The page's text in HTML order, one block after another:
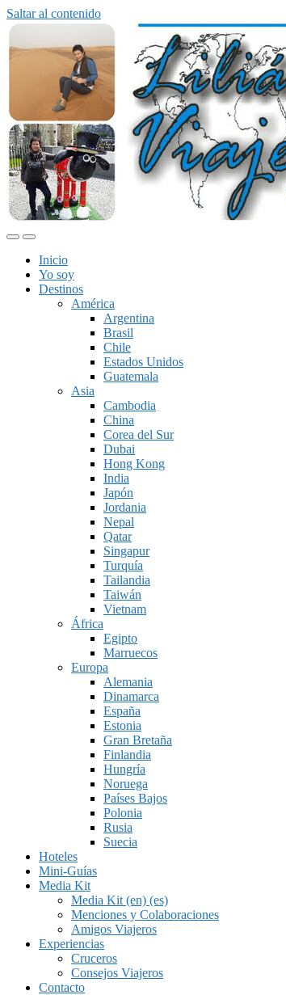
Saltar al contenido
Alternar
menú
móvil
Alternar
campo
de
búsqueda
Inicio
Yo soy
Destinos
América
Argentina
Brasil
Chile
Estados Unidos
Guatemala
Asia
Cambodia
China
Corea del Sur
Dubai
Hong Kong
India
Japón
Jordania
Nepal
Qatar
Singapur
Turquía
Tailandia
Taiwán
Vietnam
África
Egipto
Marruecos
Europa
Alemania
Dinamarca
España
Estonia
Gran Bretaña
Finlandia
Hungría
Noruega
Países Bajos
Polonia
Rusia
Suecia
Hoteles
Mini-Guías
Media Kit
Media Kit (en) (es)
Menciones y Colaboraciones
Amigos Viajeros
Experiencias
Cruceros
Consejos Viajeros
Contacto